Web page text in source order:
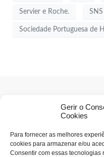
Gerir o
Cookies
Para fornecer as melhores
cookies para armazenar e/ou
Consentir com essas tecnologias
Servier e Roche. SNS
Sociedade Portuguesa de